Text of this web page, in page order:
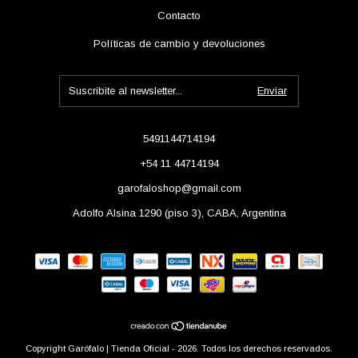
Contacto
Políticas de cambio y devoluciones
5491144714194
+54 11 44714194
garofaloshop@gmail.com
Adolfo Alsina 1290 (piso 3), CABA, Argentina
Copyright Garófalo | Tienda Oficial - 2026. Todos los derechos reservados.